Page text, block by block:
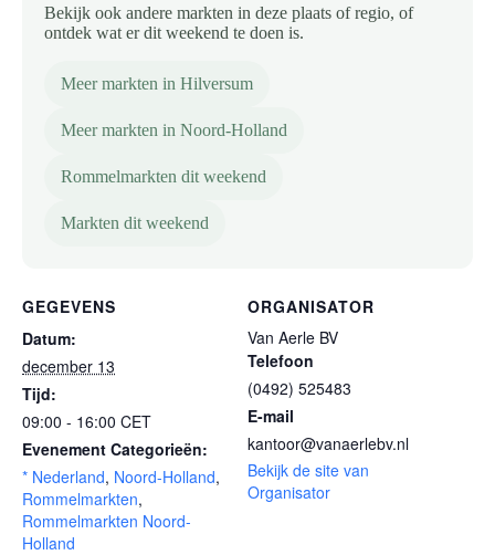
Bekijk ook andere markten in deze plaats of regio, of
ontdek wat er dit weekend te doen is.
Meer markten in Hilversum
Meer markten in Noord-Holland
Rommelmarkten dit weekend
Markten dit weekend
GEGEVENS
Datum:
december 13
Tijd:
09:00 - 16:00 CET
Evenement Categorieën:
* Nederland, Noord-Holland,
Rommelmarkten,
Rommelmarkten Noord-
Holland
ORGANISATOR
Van Aerle BV
Telefoon
(0492) 525483
E-mail
kantoor@vanaerlebv.nl
Bekijk de site van
Organisator